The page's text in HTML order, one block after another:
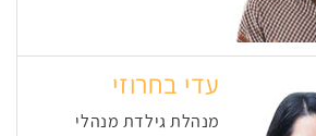
עדי בחרוזי
מנהלת גילדת מנהלי